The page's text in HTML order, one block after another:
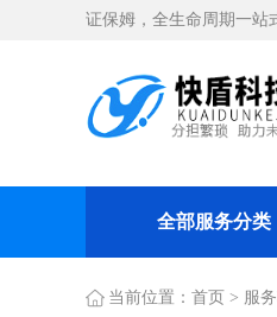
证保姆，全生命周期一站
全部服务分类
当前位置： 首页 > 服